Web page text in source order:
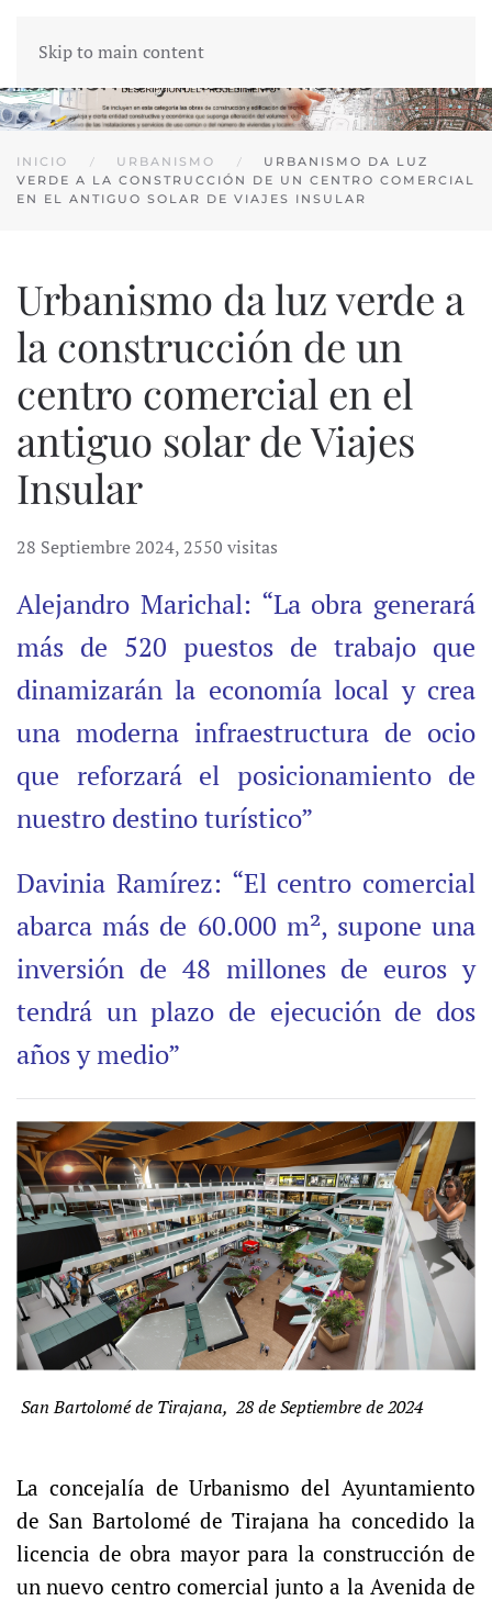
Skip to main content
INICIO URBANISMO
URBANISMO DA LUZ
VERDE A LA CONSTRUCCIÓN DE UN CENTRO COMERCIAL
EN EL ANTIGUO SOLAR DE VIAJES INSULAR
Urbanismo da luz verde a
la construcción de un
centro comercial en el
antiguo solar de Viajes
Insular
28 Septiembre 2024, 2550 visitas
Alejandro Marichal: “La obra generará
más de 520 puestos de trabajo que
dinamizarán la economía local y crea
una moderna infraestructura de ocio
que reforzará el posicionamiento de
nuestro destino turístico”
Davinia Ramírez: “El centro comercial
abarca más de 60.000 m², supone una
inversión de 48 millones de euros y
tendrá un plazo de ejecución de dos
años y medio”
San Bartolomé de Tirajana, 28 de Septiembre de 2024
La concejalía de Urbanismo del Ayuntamiento
de San Bartolomé de Tirajana ha concedido la
licencia de obra mayor para la construcción de
un nuevo centro comercial junto a la Avenida de